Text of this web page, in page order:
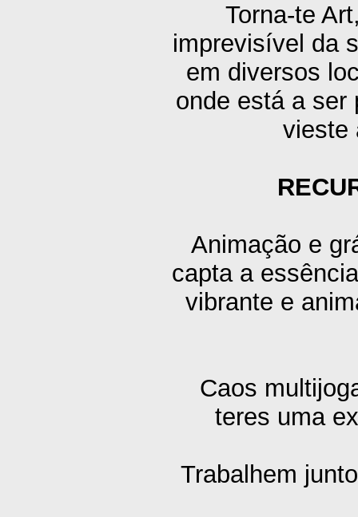
Torna-te
imprevisível da
em diversos
onde está a ser
vieste
Animação e
capta a
vibrante e
Caos
teres uma
Trabalhem